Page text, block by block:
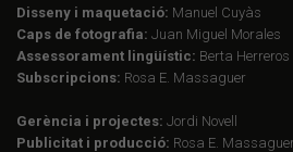
Disseny i maquetació: Manuel Cuyàs
Caps de fotografia: Juan Miguel Morales
Assessorament lingüístic: Berta Herreros
Subscripcions: Rosa E. Massaguer
Gerència i projectes: Jordi Novell
Publicitat i producció: Rosa E. Massaguer